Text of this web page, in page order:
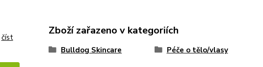
číst
Zboží zařazeno v kategoriích
Bulldog Skincare Péče o tělo/vlasy